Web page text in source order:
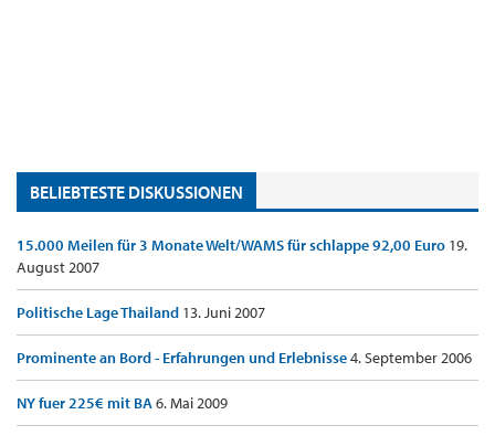
BELIEBTESTE DISKUSSIONEN
15.000 Meilen für 3 Monate Welt/WAMS für schlappe 92,00 Euro 19.
August 2007
Politische Lage Thailand 13. Juni 2007
Prominente an Bord - Erfahrungen und Erlebnisse4. September 2006
NY fuer 225€ mit BA6. Mai 2009